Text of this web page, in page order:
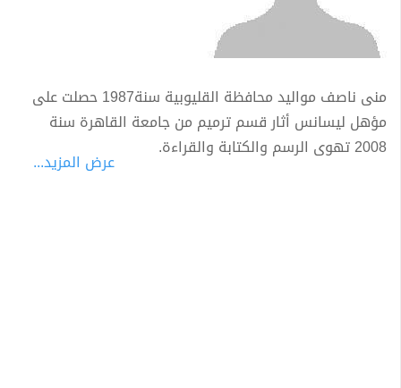
منى ناصف مواليد محافظة القليوبية سنة1987 حصلت على
مؤهل ليسانس أثار قسم ترميم من جامعة القاهرة سنة
2008 تهوى الرسم والكتابة والقراءة.
عرض المزيد...